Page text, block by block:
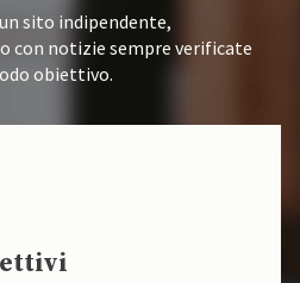
sito indipendente,
con notizie sempre verificate
obiettivo.